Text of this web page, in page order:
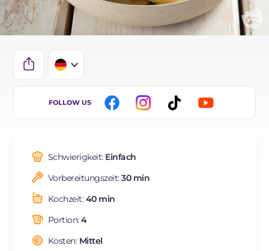
IT
ES
BR
NL
FOLLOW US
Schwierigkeit: Einfach
Vorbereitungszeit:30 min
Kochzeit:40 min
Portion:4
Kosten: Mittel